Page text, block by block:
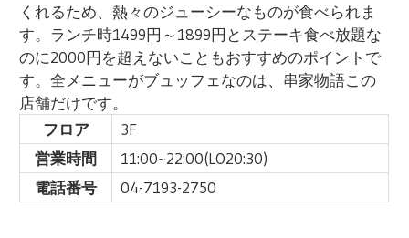
くれるため、熱々のジューシーなものが食べられま
す。ランチ時1499円～1899円とステーキ食べ放題な
のに2000円を超えないこともおすすめのポイントで
す。全メニューがブュッフェなのは、串家物語この
店舗だけです。
フロア
3F
営業時間
11:00~22:00(LO20:30)
電話番号
04-7193-2750